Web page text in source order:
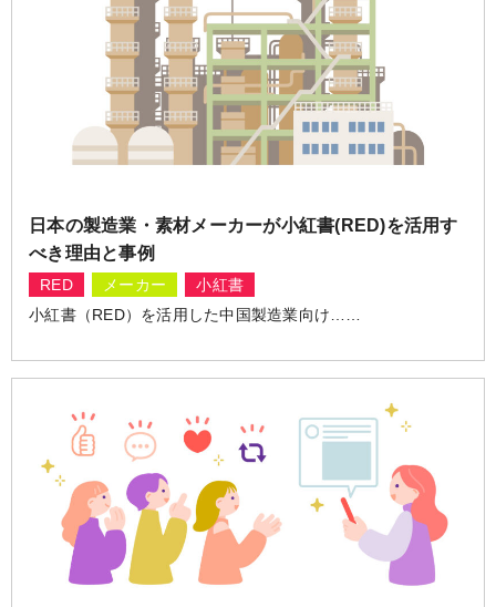
日本の製造業・素材メーカーが小紅書(RED)を活用す
べき理由と事例
RED メーカー
小紅書
小紅書（RED）を活用した中国製造業向け……